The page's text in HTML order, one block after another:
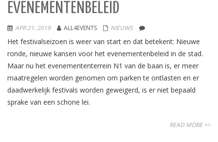
EVENEMENTENBELEID
APR 21, 2019 ALL4EVENTS NIEUWS
Het festivalseizoen is weer van start en dat betekent: Nieuwe
ronde, nieuwe kansen voor het evenementenbeleid in de stad.
Maar nu het evenemententerrein N1 van de baan is, er meer
maatregelen worden genomen om parken te ontlasten en er
daadwerkelijk festivals worden geweigerd, is er niet bepaald
sprake van een schone lei.
READ MORE >>